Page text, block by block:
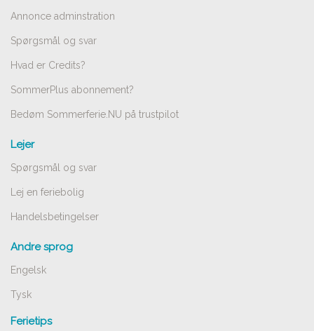
Annonce adminstration
Spørgsmål og svar
Hvad er Credits?
SommerPlus abonnement?
Bedøm Sommerferie.NU på trustpilot
Lejer
Spørgsmål og svar
Lej en feriebolig
Handelsbetingelser
Andre sprog
Engelsk
Tysk
Ferietips